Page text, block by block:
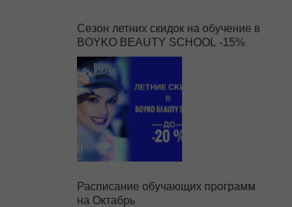
Сезон летних скидок на обучение в
BOYKO BEAUTY SCHOOL -15%
Расписание обучающих программ
на Октабрь